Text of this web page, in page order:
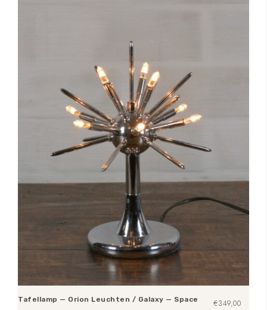
Tafellamp — Orion Leuchten / Galaxy — Space €349,00